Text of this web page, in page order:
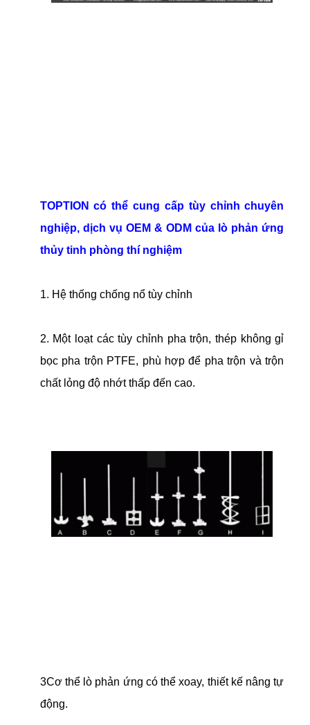
TOPTION có thể cung cấp tùy chỉnh chuyên
nghiệp, dịch vụ OEM & ODM của lò phản ứng
thủy tinh phòng thí nghiệm
1. Hệ thống chống nổ tùy chỉnh
2. Một loạt các tùy chỉnh pha trộn, thép không gỉ
bọc pha trộn PTFE, phù hợp để pha trộn và trộn
chất lỏng độ nhớt thấp đến cao.
3Cơ thể lò phản ứng có thể xoay, thiết kế nâng tự
động.